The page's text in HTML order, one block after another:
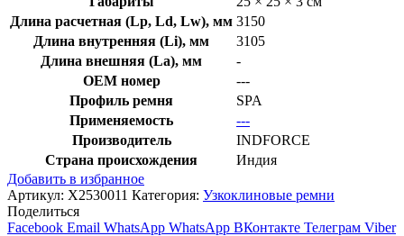
Длина расчетная (Lp, Ld, Lw), мм 3150
Длина внутренняя (Li), мм
3105
Длина внешняя (La), мм
-
OEM номер
---
Профиль ремня
SPA
Применяемость
---
Производитель
INDFORCE
Страна происхождения
Индия
Добавить в избранное
Артикул: X2530011 Категория: Узкоклиновые ремни
Поделиться
Facebook Email WhatsApp WhatsApp ВКонтакте Телеграм Viber